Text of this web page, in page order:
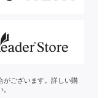
がございます。詳しい購